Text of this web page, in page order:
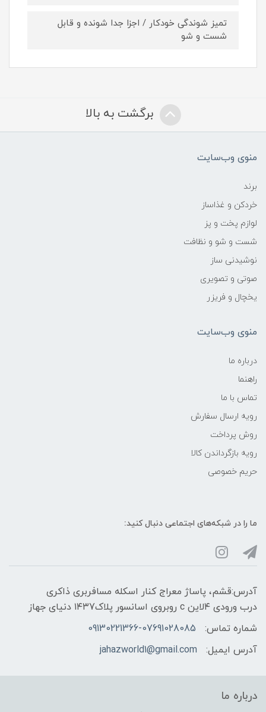
تمیز شوندگی خودکار / اجزا جدا شونده و قابل
شست و شو
برگشت به بالا
منوی وب‌سایت
برند
خردکن و غذاساز
لوازم پخت و پز
شست و شو و نظافت
نوشیدنی ساز
صوتی و تصویری
یخچال و فریزر
منوی وب‌سایت
درباره ما
راهنما
تماس با ما
رویه ارسال سفارش
روش پرداخت
رویه‌ بازگرداندن کالا
حریم خصوصی
ما را در شبکه‌های اجتماعی دنبال کنید:
آدرس:قشم، پاساژ معراج کنار اسکله مسافربری ذاکری
درب ورودی ۴لاین c روبروی اسانسور پلاک۱۴۳7 دنیای جهاز
شماره تماس:
09130221366-07691028085
آدرس ایمیل:
jahazworld1@gmail.com
درباره ما